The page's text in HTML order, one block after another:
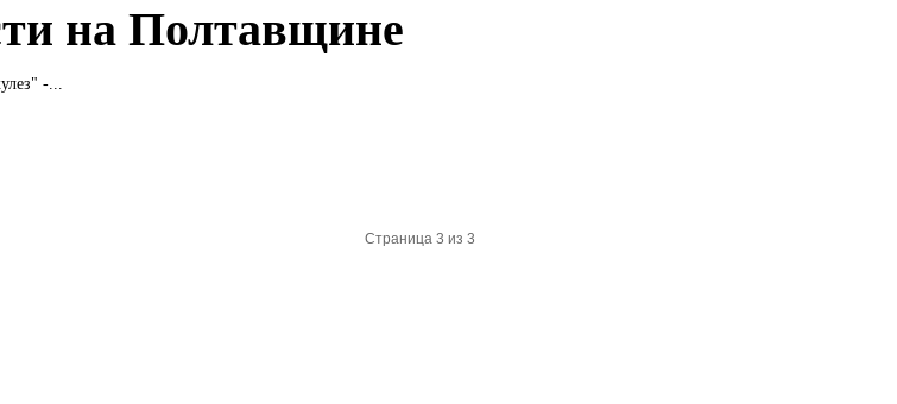
на Полтавщине
-...
Страница 3 из 3